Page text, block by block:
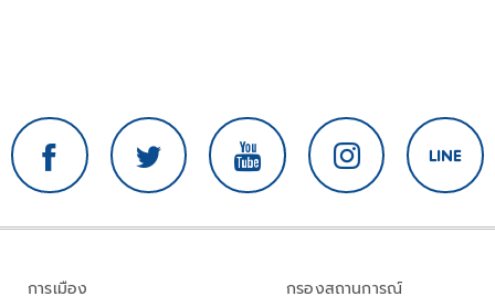
การเมือง
กรองสถานการณ์